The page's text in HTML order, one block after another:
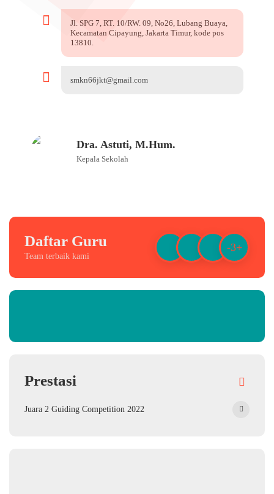
Jl. SPG 7, RT. 10/RW. 09, No26, Lubang Buaya,
Kecamatan Cipayung, Jakarta Timur, kode pos
13810.
smkn66jkt@gmail.com
Dra. Astuti, M.Hum.
Kepala Sekolah
Daftar Guru
Team terbaik kami
-3+
Prestasi
Juara 2 Guiding Competition 2022